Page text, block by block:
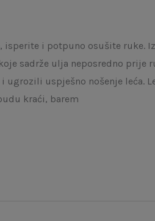
i potpuno osušite ruke.
sadrže ulja neposredno prije
uspješno nošenje leća.
kraći, barem